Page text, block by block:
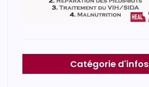
Catégorie d'infos